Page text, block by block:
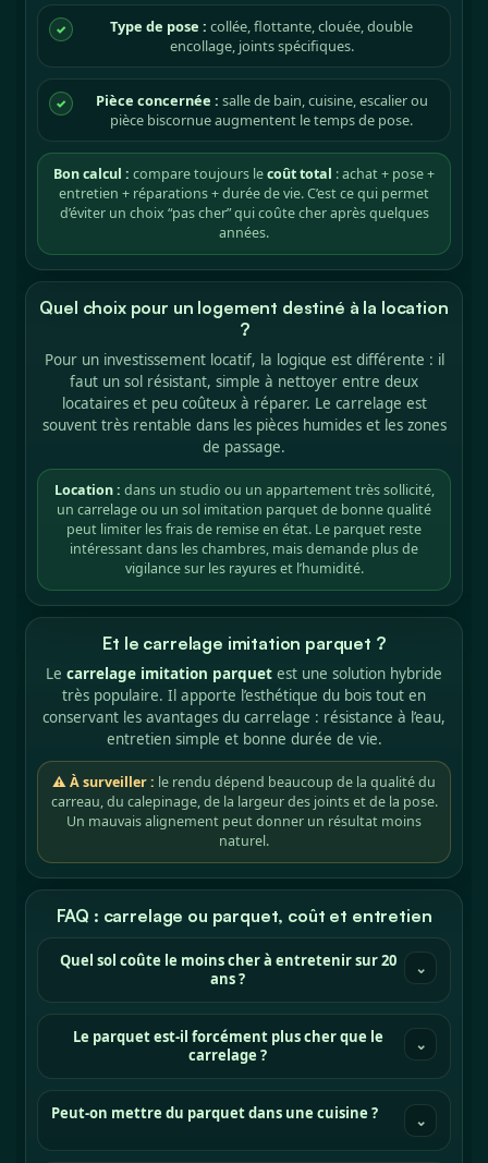
✓ Type de pose : collée, flottante, clouée, double
encollage, joints spécifiques.
✓ Pièce concernée : salle de bain, cuisine, escalier ou
pièce biscornue augmentent le temps de pose.
Bon calcul : compare toujours lecoût total : achat + pose +
entretien + réparations + durée de vie. C’est ce qui permet
d’éviter un choix “pas cher” qui coûte cher après quelques
années.
Quel choix pour un logement destiné à la location
?
Pour un investissement locatif, la logique est différente : il
faut un sol résistant, simple à nettoyer entre deux
locataires et peu coûteux à réparer. Le carrelage est
souvent très rentable dans les pièces humides et les zones
de passage.
Location : dans un studio ou un appartement très sollicité,
un carrelage ou un sol imitation parquet de bonne qualité
peut limiter les frais de remise en état. Le parquet reste
intéressant dans les chambres, mais demande plus de
vigilance sur les rayures et l’humidité.
Et le carrelage imitation parquet ?
Le carrelage imitation parquet est une solution hybride
très populaire. Il apporte l’esthétique du bois tout en
conservant les avantages du carrelage : résistance à l’eau,
entretien simple et bonne durée de vie.
⚠ À surveiller : le rendu dépend beaucoup de la qualité du
carreau, du calepinage, de la largeur des joints et de la pose.
Un mauvais alignement peut donner un résultat moins
naturel.
FAQ : carrelage ou parquet, coût et entretien
Quel sol coûte le moins cher à entretenir sur 20
ans ?
⌄
Le parquet est-il forcément plus cher que le
carrelage ?
⌄
Peut-on mettre du parquet dans une cuisine ? ⌄